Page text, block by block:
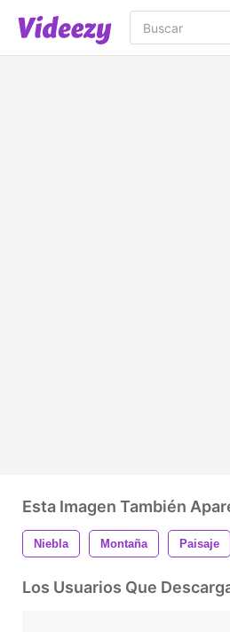
Esta Imagen También
Niebla Montaña Paisaje
Los Usuarios Que